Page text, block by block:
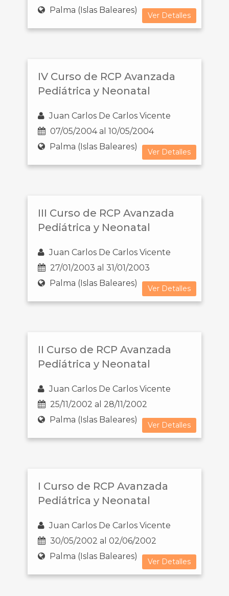
Palma (Islas Baleares)
Ver Detalles
IV Curso de RCP Avanzada
Pediátrica y Neonatal
Juan Carlos De Carlos Vicente
07/05/2004 al 10/05/2004
Palma (Islas Baleares)
Ver Detalles
III Curso de RCP Avanzada
Pediátrica y Neonatal
Juan Carlos De Carlos Vicente
27/01/2003 al 31/01/2003
Palma (Islas Baleares)
Ver Detalles
II Curso de RCP Avanzada
Pediátrica y Neonatal
Juan Carlos De Carlos Vicente
25/11/2002 al 28/11/2002
Palma (Islas Baleares)
Ver Detalles
I Curso de RCP Avanzada
Pediátrica y Neonatal
Juan Carlos De Carlos Vicente
30/05/2002 al 02/06/2002
Palma (Islas Baleares)
Ver Detalles